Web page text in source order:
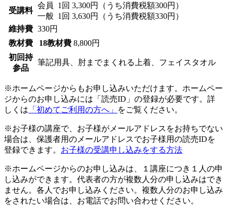
受講料
会員
1回 3,300円（うち消費税額300円）
一般 1回 3,630円（うち消費税額330円）
維持費 330円
教材費
18教材費 8,800円
初回持
参品
筆記用具、肘までまくれる上着、フェイスタオル
※ホームページからもお申し込みいただけます。ホームペー
ジからのお申し込みには「読売ID」の登録が必要です。詳
しくは 「初めてご利用の方へ」 をご覧ください。
※お子様の講座で、お子様がメールアドレスをお持ちでない
場合は、保護者用のメールアドレスでお子様用の読売IDを
登録できます。 お子様の受講申し込みをする方法
※ホームページからのお申し込みは、１講座につき１人の申
し込みができます。代表者の方が複数人分の申し込みはでき
ません。各人でお申し込みください。複数人分のお申し込み
をされたい場合は、お電話でお問い合わせください。